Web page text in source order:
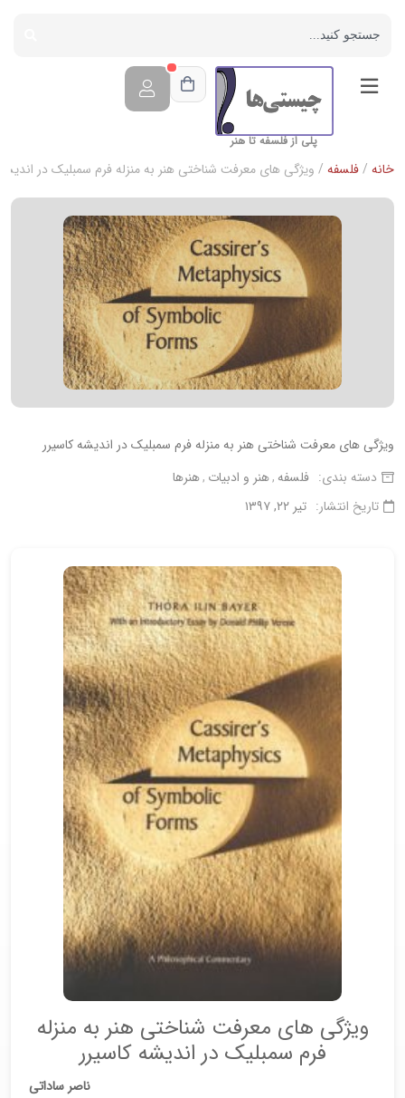
پلی از فلسفه تا هنر
خانه /فلسفه / ویژگی های معرفت شناختی هنر به منزله فرم سمبلیک در
ویژگی های معرفت شناختی هنر به منزله فرم سمبلیک در اندیشه کاسیرر
دسته بندی: فلسفه هنر و ادبیات هنرها
تاریخ انتشار: تیر ۲۲, ۱۳۹۷
ویژگی های معرفت شناختی هنر به منزله
فرم سمبلیک در اندیشه کاسیرر
ناصر ساداتی